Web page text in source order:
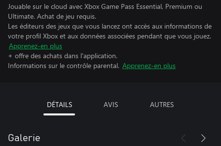
Jouable sur le cloud avec Xbox Game Pass Essential, Premium ou
Ultimate. Achat de jeu requis.
Les éditeurs des jeux que vous lancez ont accès aux informations de
votre profil Xbox et aux données associées pendant que vous jouez.
Apprenez-en plus
+ offre des achats dans l'application.
Informations sur le contrôle parental. Apprenez-en plus
DÉTAILS AVIS AUTRES
Galerie